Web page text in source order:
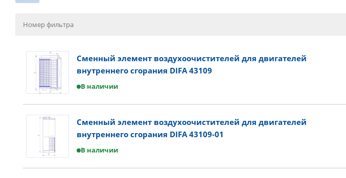
Сменный элемент воздухоочистителей для двигателей
внутреннего сгорания DIFA 43109
В наличии
Сменный элемент воздухоочистителей для двигателей
внутреннего сгорания DIFA 43109-01
В наличии